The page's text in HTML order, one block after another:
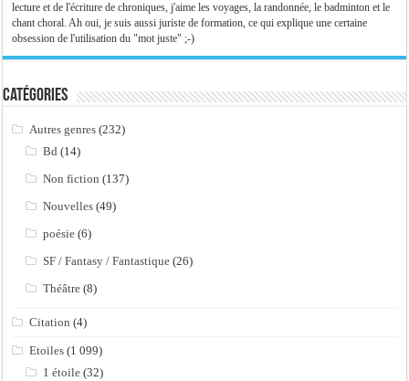
lecture et de l'écriture de chroniques, j'aime les voyages, la randonnée, le badminton et le
chant choral. Ah oui, je suis aussi juriste de formation, ce qui explique une certaine
obsession de l'utilisation du "mot juste" ;-)
Catégories
Autres genres (232)
Bd (14)
Non fiction (137)
Nouvelles (49)
poésie (6)
SF / Fantasy / Fantastique (26)
Théâtre (8)
Citation (4)
Etoiles (1 099)
1 étoile (32)